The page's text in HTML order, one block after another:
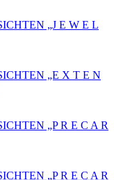
„J E W E L
„E X T E N
„P R E C A R
„P R E C A R